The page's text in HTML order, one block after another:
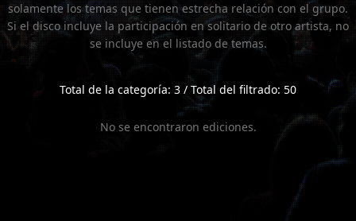
solamente los temas que tienen estrecha relación con el grupo.
Si el disco incluye la participación en solitario de otro artista, no
se incluye en el listado de temas.
Total de la categoría: 3 / Total del filtrado: 50
No se encontraron ediciones.